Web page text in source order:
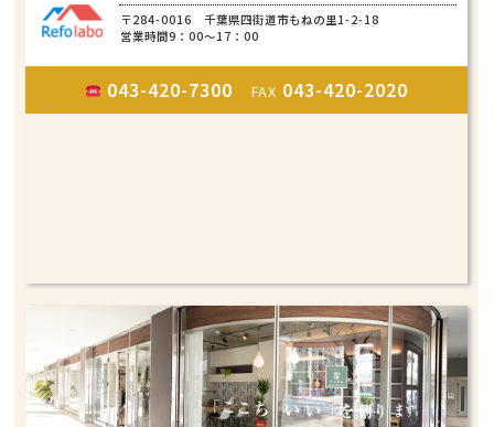
〒284-0016 千葉県四街道市もねの里1-2-18
営業時間9：00～17：00
043-420-7300FAX 043-420-2020